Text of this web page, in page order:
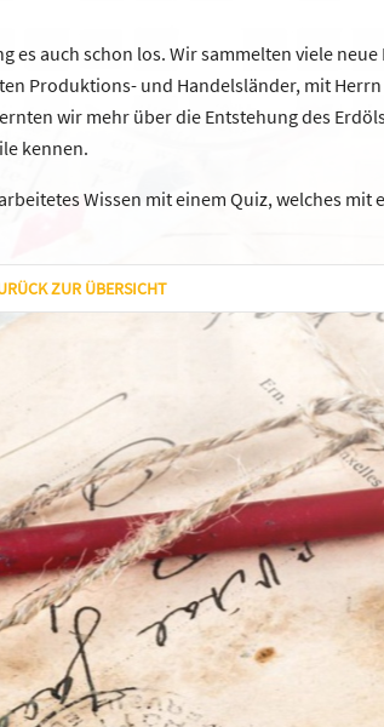
auch schon los. Wir sammelten viele
Produktions- und Handelsländer, mit
wir mehr über die Entstehung des
kennen.
Wissen mit einem Quiz, welches mit
ZUR ÜBERSICHT